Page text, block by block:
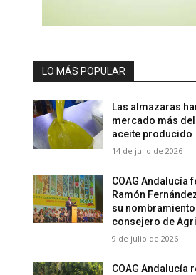
LO MÁS POPULAR
Las almazaras
mercado más del
aceite producido
14 de julio de 2026
COAG Andalucía
Ramón
su
consejero de
9 de julio de 2026
COAG Andalucía